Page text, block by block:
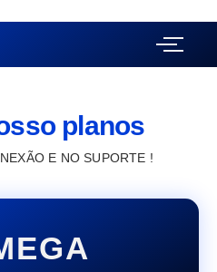
planos
E NO SUPORTE !